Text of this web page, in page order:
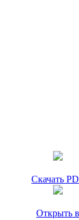
Скачать
Открыть в